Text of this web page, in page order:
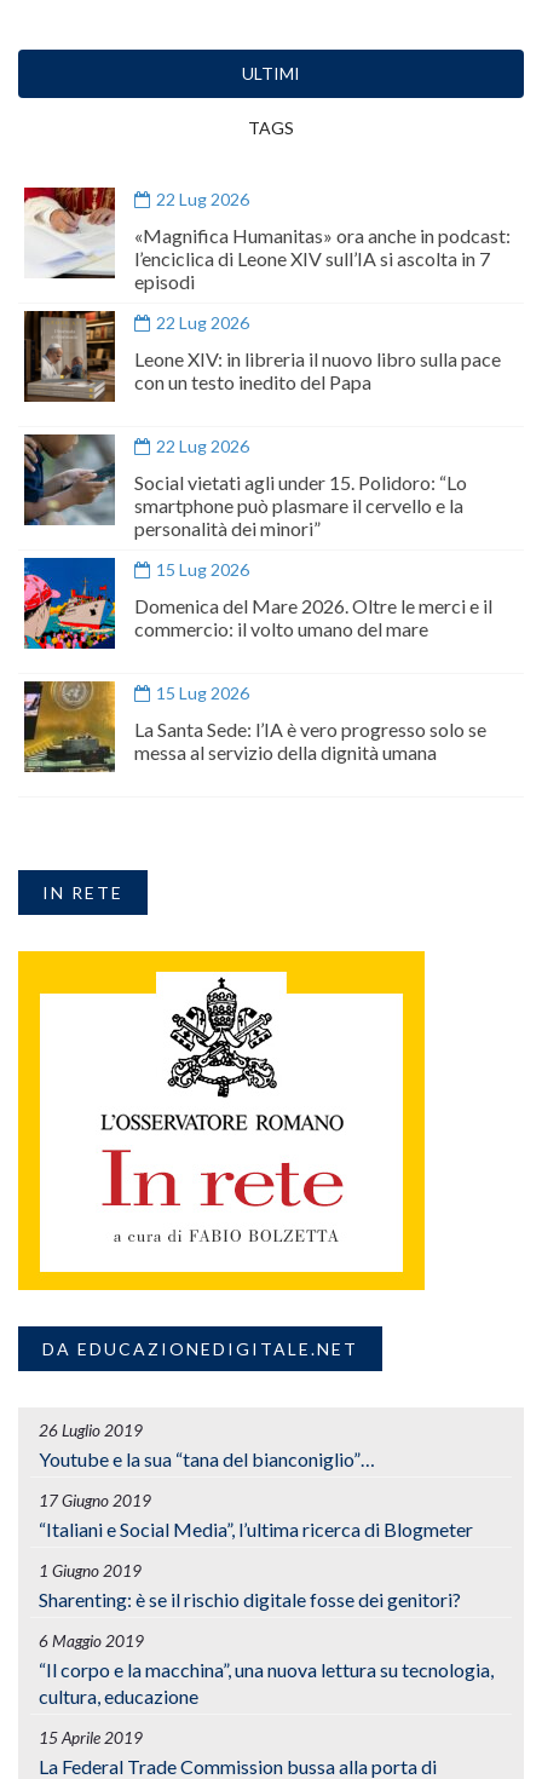
ULTIMI
TAGS
22 Lug 2026
«Magnifica Humanitas» ora anche in podcast:
l’enciclica di Leone XIV sull’IA si ascolta in 7
episodi
22 Lug 2026
Leone XIV: in libreria il nuovo libro sulla pace
con un testo inedito del Papa
22 Lug 2026
Social vietati agli under 15. Polidoro: “Lo
smartphone può plasmare il cervello e la
personalità dei minori”
15 Lug 2026
Domenica del Mare 2026. Oltre le merci e il
commercio: il volto umano del mare
15 Lug 2026
La Santa Sede: l’IA è vero progresso solo se
messa al servizio della dignità umana
IN RETE
DA EDUCAZIONEDIGITALE.NET
26 Luglio 2019
Youtube e la sua “tana del bianconiglio”…
17 Giugno 2019
“Italiani e Social Media”, l’ultima ricerca di Blogmeter
1 Giugno 2019
Sharenting: è se il rischio digitale fosse dei genitori?
6 Maggio 2019
“Il corpo e la macchina”, una nuova lettura su tecnologia,
cultura, educazione
15 Aprile 2019
La Federal Trade Commission bussa alla porta di